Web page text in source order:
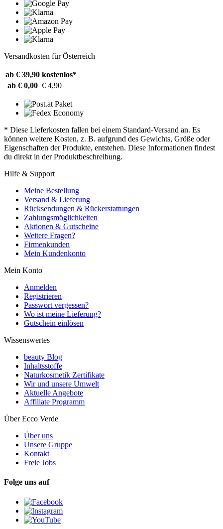
Versandkosten für Österreich
ab € 39,90 kostenlos*
ab € 0,00 € 4,90
* Diese Lieferkosten fallen bei einem Standard-Versand an. Es
können weitere Kosten, z. B. aufgrund des Gewichts, Größe oder
Eigenschaften der Produkte, entstehen. Diese Informationen findest
du direkt in der Produktbeschreibung.
Hilfe & Support
Meine Bestellung
Versand & Lieferung
Rücksendungen & Rückerstattungen
Zahlungsmöglichkeiten
Aktionen & Gutscheine
Weitere Fragen?
Firmenkunden
Mein Kundenkonto
Mein Konto
Anmelden
Registrieren
Passwort vergessen?
Wo ist meine Lieferung?
Gutschein einlösen
Wissenswertes
beauty Blog
Inhaltsstoffe
Naturkosmetik Zertifikate
Wir und unsere Umwelt
Aktuelle Angebote
Affiliate Programm
Über Ecco Verde
Über uns
Unsere Gruppe
Kontakt
Freie Jobs
Folge uns auf